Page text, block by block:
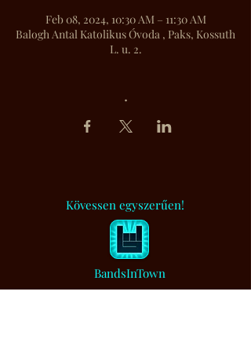
Feb 08, 2024, 10:30 AM – 11:30 AM
Balogh Antal Katolikus Óvoda , Paks, Kossuth
L. u. 2.
.
Kövessen egyszerűen!
BandsInTown